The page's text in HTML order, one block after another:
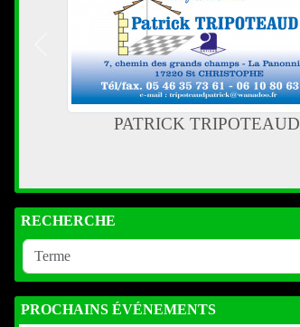
PROMOCASH La Rochelle
Précedent
RECHERCHE
PROCHAINS ÉVÉNEMENTS